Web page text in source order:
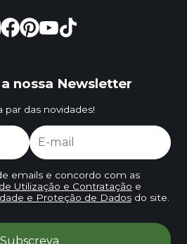
nossa Newsletter
par das novidades!
emails e concordo com as
Utilização e Contratação e
e Proteção de Dadosdo site.